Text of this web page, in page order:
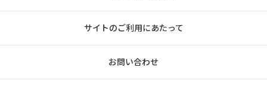
サイトのご利用にあたって
お問い合わせ